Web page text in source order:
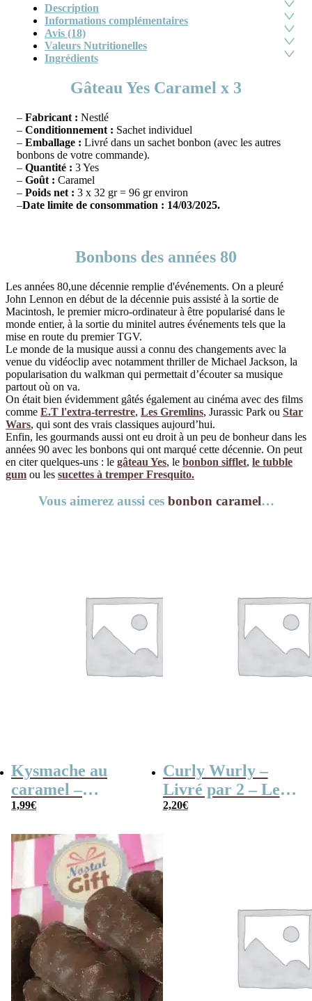
Description
Informations complémentaires
Avis (18)
Valeurs Nutritionelles
Ingrédients
Gâteau Yes Caramel x 3
– Fabricant : Nestlé
– Conditionnement : Sachet individuel
– Emballage : Livré dans un sachet bonbon (avec les autres
bonbons de votre commande).
– Quantité : 3 Yes
– Goût : Caramel
– Poids net : 3 x 32 gr = 96 gr environ
–Date limite de consommation : 14/03/2025.
Bonbons des années 80
Les années 80,une décennie remplie d'événements. On a pleuré
John Lennon en début de la décennie puis assisté à la sortie de
Macintosh, le premier micro-ordinateur à être popularisé dans le
monde entier, à la sortie du minitel autres événements tels que la
mise en route du premier TGV.
Le monde de la musique aussi a connu des changements avec la
venue du vidéoclip avec notamment thriller de Michael Jackson, la
popularisation du walkman qui permettait d’écouter sa musique
partout où on va.
On était bien évidemment gâtés également au cinéma avec des films
comme E.T l'extra-terrestre, Les Gremlins, Jurassic Park ou Star
Wars, qui sont des vrais classiques aujourd’hui.
Enfin, les gourmands aussi ont eu droit à un peu de bonheur dans les
années 90 avec les bonbons qui ont marqué cette décennie. On peut
en citer quelques-uns : le gâteau Yes, le bonbon sifflet, le tubble
gum ou les sucettes à tremper Fresquito.
Vous aimerez aussi ces bonbon caramel…
Kysmache au
caramel –
1,99€
Curly Wurly –
Livré par 2 – Les
3 mousquetaires –
2,20€